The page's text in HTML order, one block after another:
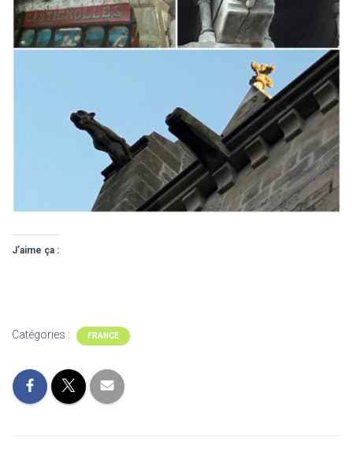
J’aime ça :
Catégories : FRANCE